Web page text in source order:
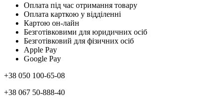
Оплата під час отримання товару
Оплата карткою у відділенні
Картою он-лайн
Безготівковими для юридичних осіб
Безготівковий для фізичних осіб
Apple Pay
Google Pay
+38 050 100-65-08
+38 067 50-888-40